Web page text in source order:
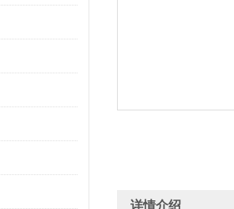
详情介绍